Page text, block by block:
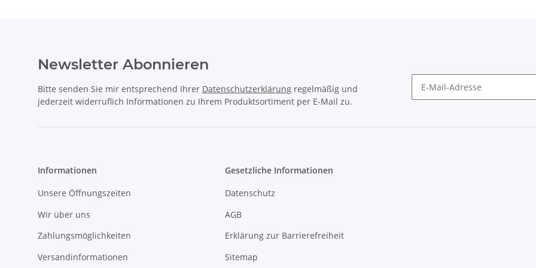
Newsletter Abonnieren
Bitte senden Sie mir entsprechend Ihrer Datenschutzerklärung regelmäßig und
jederzeit widerruflich Informationen zu Ihrem Produktsortiment per E-Mail zu.
Informationen
Unsere Öffnungszeiten
Wir über uns
Zahlungsmöglichkeiten
Versandinformationen
Gesetzliche Informationen
Datenschutz
AGB
Erklärung zur Barrierefreiheit
Sitemap